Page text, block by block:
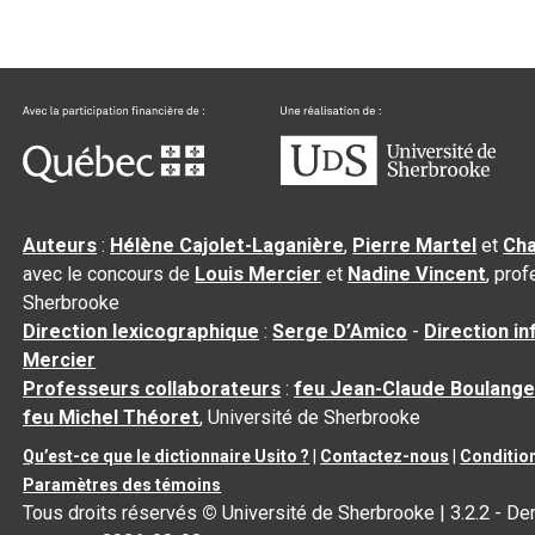
Auteurs : Hélène Cajolet-Laganière, Pierre Martel et
avec le concours de Louis Mercier et Nadine Vincent,
Sherbrooke
Direction lexicographique :Serge D’Amico - Direction
Mercier
Professeurs collaborateurs :feu Jean-Claude
feu Michel Théoret, Université de Sherbrooke
Qu’est-ce que le dictionnaire Usito ? Contactez-nous
Paramètres des témoins
Tous droits réservés © Université de Sherbrooke |3.2.2 -